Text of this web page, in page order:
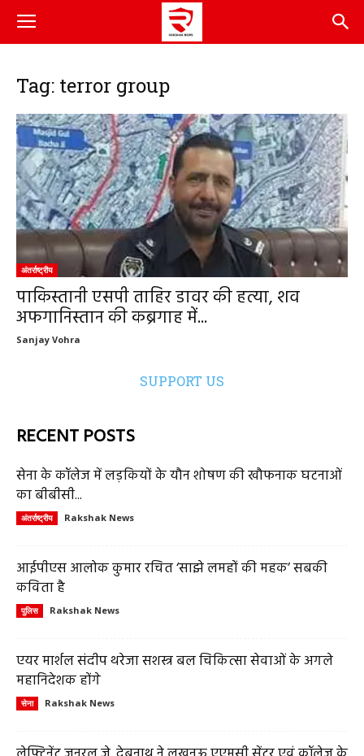
Tag: terror group
अंतर्राष्ट्रीय
पाकिस्तानी एसपी ताहिर डावर की हत्या, शव
अफगानिस्तान की कब्रगाह में...
Sanjay Vohra
SUPPORT US
RECENT POSTS
सेना के कॉलेज में लड़कियों के यौन शोषण की खौफनाक घटनाओं
का बीबीसी...
अंतर्राष्ट्रीय Rakshak News
आईपीएस आलोक कुमार रचित ‘साझे लमहों की महक’ सबकी
कविता है
पुलिस Rakshak News
एयर मार्शल संदीप थरेजा सशस्त्र बल चिकित्सा सेवाओं के अगले
महानिदेशक होंगे
सेना Rakshak News